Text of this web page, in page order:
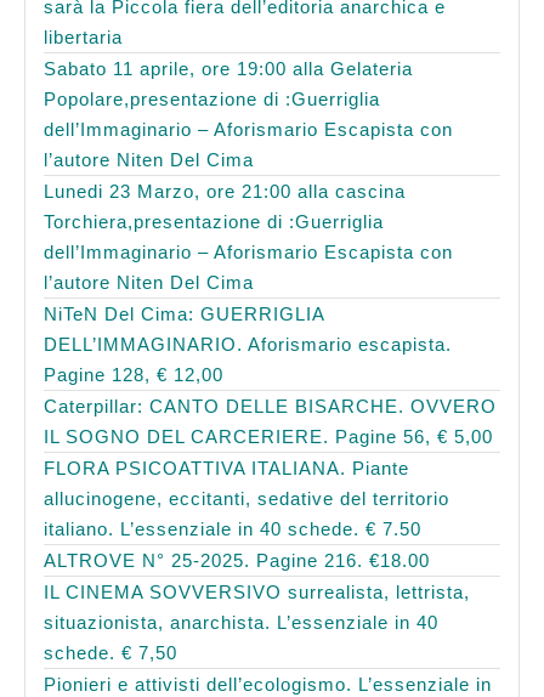
sarà la Piccola fiera dell’editoria anarchica e
libertaria
Sabato 11 aprile, ore 19:00 alla Gelateria
Popolare,presentazione di :Guerriglia
dell’Immaginario – Aforismario Escapista con
l’autore Niten Del Cima
Lunedi 23 Marzo, ore 21:00 alla cascina
Torchiera,presentazione di :Guerriglia
dell’Immaginario – Aforismario Escapista con
l’autore Niten Del Cima
NiTeN Del Cima: GUERRIGLIA
DELL’IMMAGINARIO. Aforismario escapista.
Pagine 128, € 12,00
Caterpillar: CANTO DELLE BISARCHE. OVVERO
IL SOGNO DEL CARCERIERE. Pagine 56, € 5,00
FLORA PSICOATTIVA ITALIANA. Piante
allucinogene, eccitanti, sedative del territorio
italiano. L’essenziale in 40 schede. € 7.50
ALTROVE N° 25-2025. Pagine 216. €18.00
IL CINEMA SOVVERSIVO surrealista, lettrista,
situazionista, anarchista. L’essenziale in 40
schede. € 7,50
Pionieri e attivisti dell’ecologismo. L’essenziale in